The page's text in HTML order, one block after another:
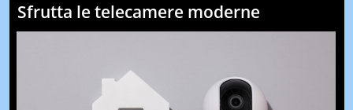
Sfrutta le telecamere moderne